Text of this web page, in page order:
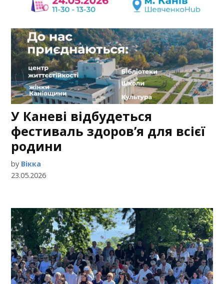
У Каневі відбудеться
фестиваль здоров’я для всієї
родини
by Вікка
23.05.2026